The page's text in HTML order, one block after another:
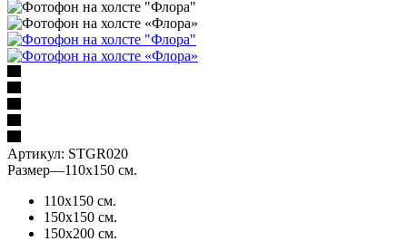
Артикул: STGR020
Размер—110х150 см.
110х150 см.
150х150 см.
150х200 см.